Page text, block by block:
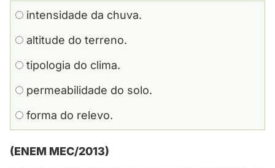
intensidade da chuva.
altitude do terreno.
tipologia do clima.
permeabilidade do solo.
forma do relevo.
(ENEM MEC/2013)